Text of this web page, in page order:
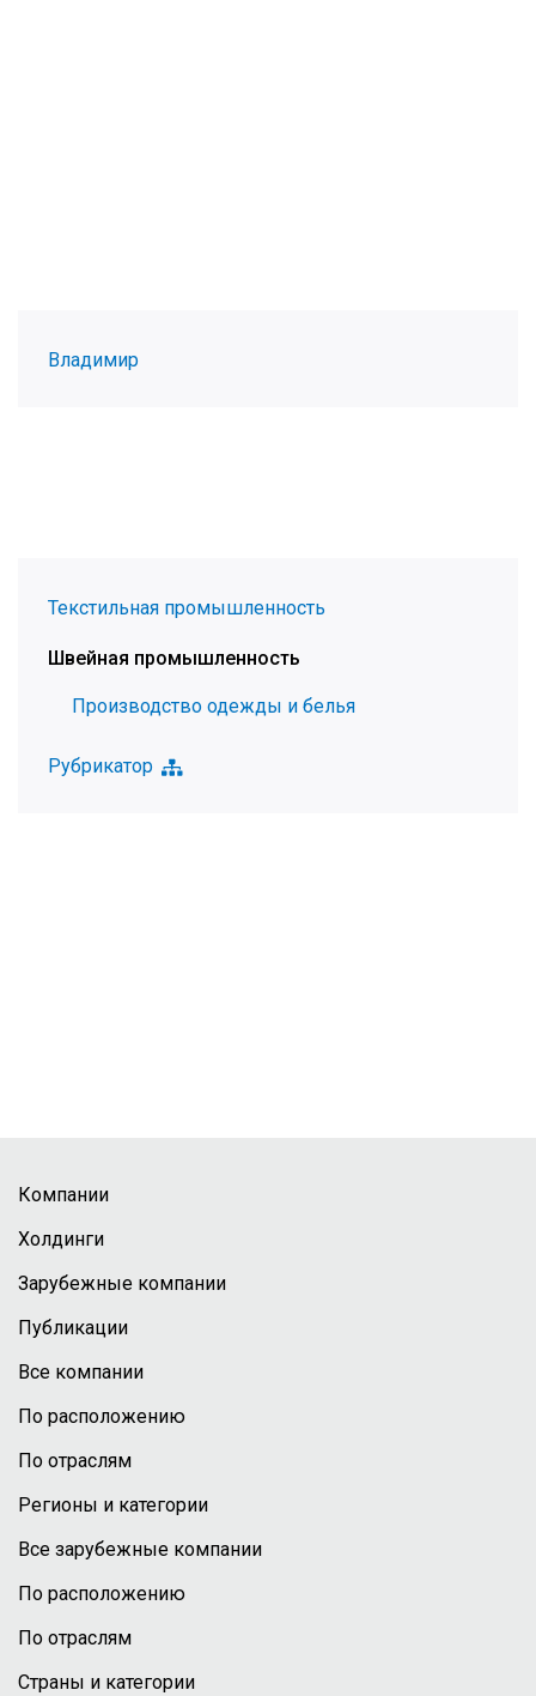
Владимир
Текстильная промышленность
Швейная промышленность
Производство одежды и белья
Рубрикатор
Компании
Холдинги
Зарубежные компании
Публикации
Все компании
По расположению
По отраслям
Регионы и категории
Все зарубежные компании
По расположению
По отраслям
Страны и категории